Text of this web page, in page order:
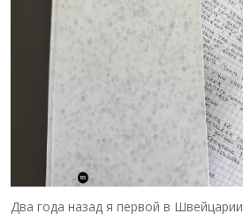
Два года назад я первой в